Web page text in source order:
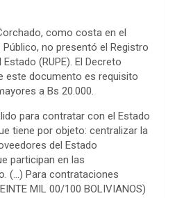
como costa en el
no presentó el Registro
(RUPE). El Decreto
este documento es requisito
a Bs 20.000.
para contratar con el Estado
tiene por objeto: centralizar la
del Estado
participan en las
(…) Para contrataciones
MIL 00/100 BOLIVIANOS)